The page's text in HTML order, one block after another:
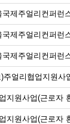
국제주얼리컨퍼런
국제주얼리컨퍼런
국제주얼리컨퍼런
주얼리협업지원사
지원사업(근로자
지원사업(근로자